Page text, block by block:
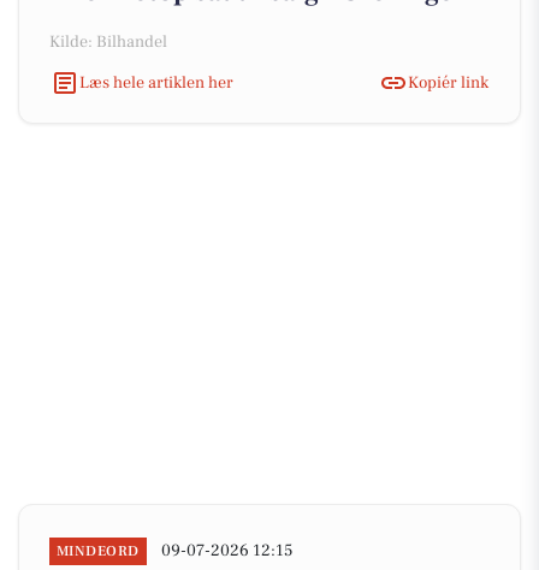
Kilde: Bilhandel
Læs hele artiklen her
Kopiér link
MINDEORD 09-07-2026 12:15